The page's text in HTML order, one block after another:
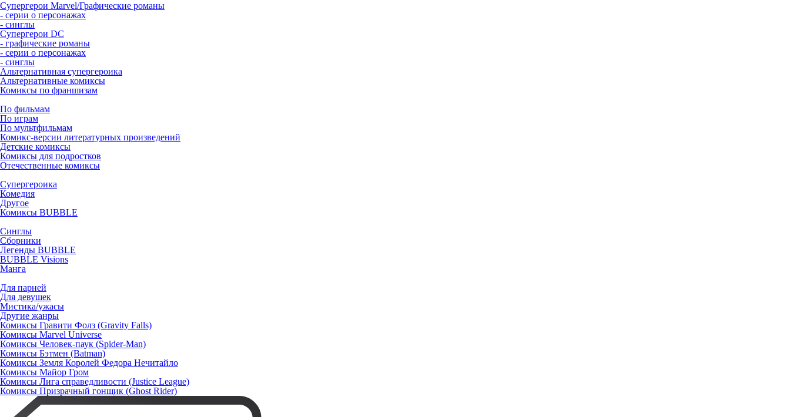
Супергерои Marvel/Графические романы
- серии о персонажах
- синглы
Супергерои DC
- графические романы
- серии о персонажах
- синглы
Альтернативная супергероика
Альтернативные комиксы
Комиксы по франшизам
По фильмам
По играм
По мультфильмам
Комикс-версии литературных произведений
Детские комиксы
Комиксы для подростков
Отечественные комиксы
Супергероика
Комедия
Другое
Комиксы BUBBLE
Синглы
Сборники
Легенды BUBBLE
BUBBLE Visions
Манга
Для парней
Для девушек
Мистика/ужасы
Другие жанры
Комиксы Гравити Фолз (Gravity Falls)
Комиксы Marvel Universe
Комиксы Человек-паук (Spider-Man)
Комиксы Бэтмен (Batman)
Комиксы Земля Королей Федора Нечитайло
Комиксы Майор Гром
Комиксы Лига справедливости (Justice League)
Комиксы Призрачный гонщик (Ghost Rider)